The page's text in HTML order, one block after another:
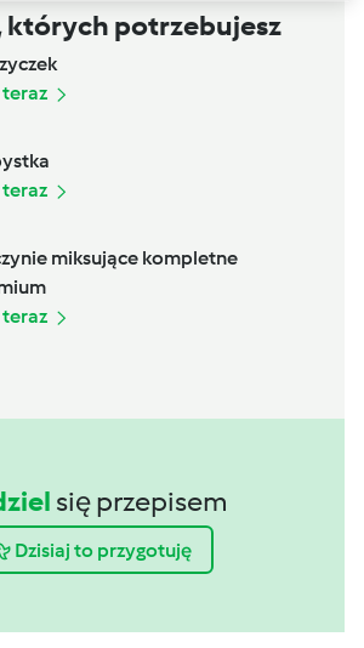
których potrzebujesz
miksujące kompletne
się przepisem
Dzisiaj to przygotuję